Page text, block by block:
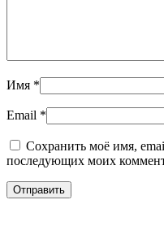
Имя *
Email *
Сохранить моё имя,
последующих моих